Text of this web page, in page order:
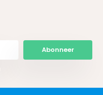
Abonneer